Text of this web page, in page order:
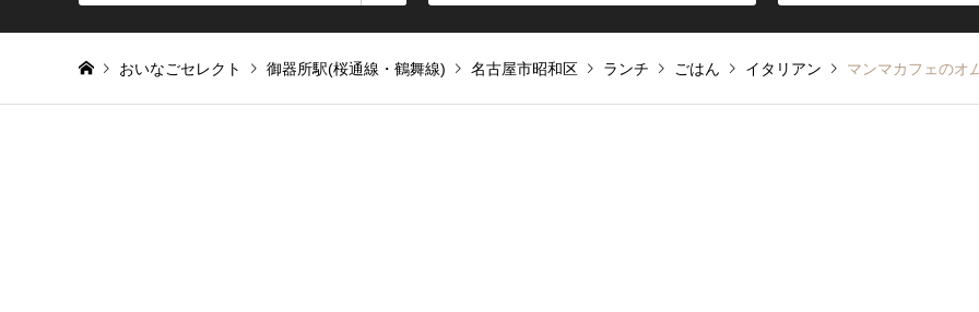
おいなごセレクト 御器所駅(桜通線・鶴舞線) 名古屋市昭和区 ランチ ごはん イタリアン マンマカフェのオ